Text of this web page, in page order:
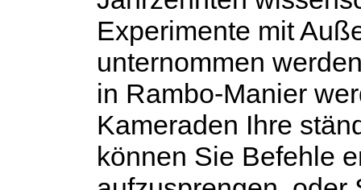
Experimente mit
unternommen
in Rambo-Manier
Kameraden Ihre
können Sie Befehle